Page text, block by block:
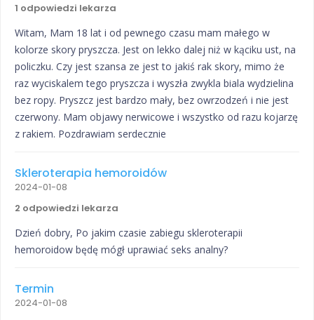
1 odpowiedzi lekarza
Witam, Mam 18 lat i od pewnego czasu mam małego w
kolorze skory pryszcza. Jest on lekko dalej niż w kąciku ust, na
policzku. Czy jest szansa ze jest to jakiś rak skory, mimo że
raz wyciskalem tego pryszcza i wyszła zwykla biala wydzielina
bez ropy. Pryszcz jest bardzo mały, bez owrzodzeń i nie jest
czerwony. Mam objawy nerwicowe i wszystko od razu kojarzę
z rakiem. Pozdrawiam serdecznie
Skleroterapia hemoroidów
2024-01-08
2 odpowiedzi lekarza
Dzień dobry, Po jakim czasie zabiegu skleroterapii
hemoroidow będę mógł uprawiać seks analny?
Termin
2024-01-08